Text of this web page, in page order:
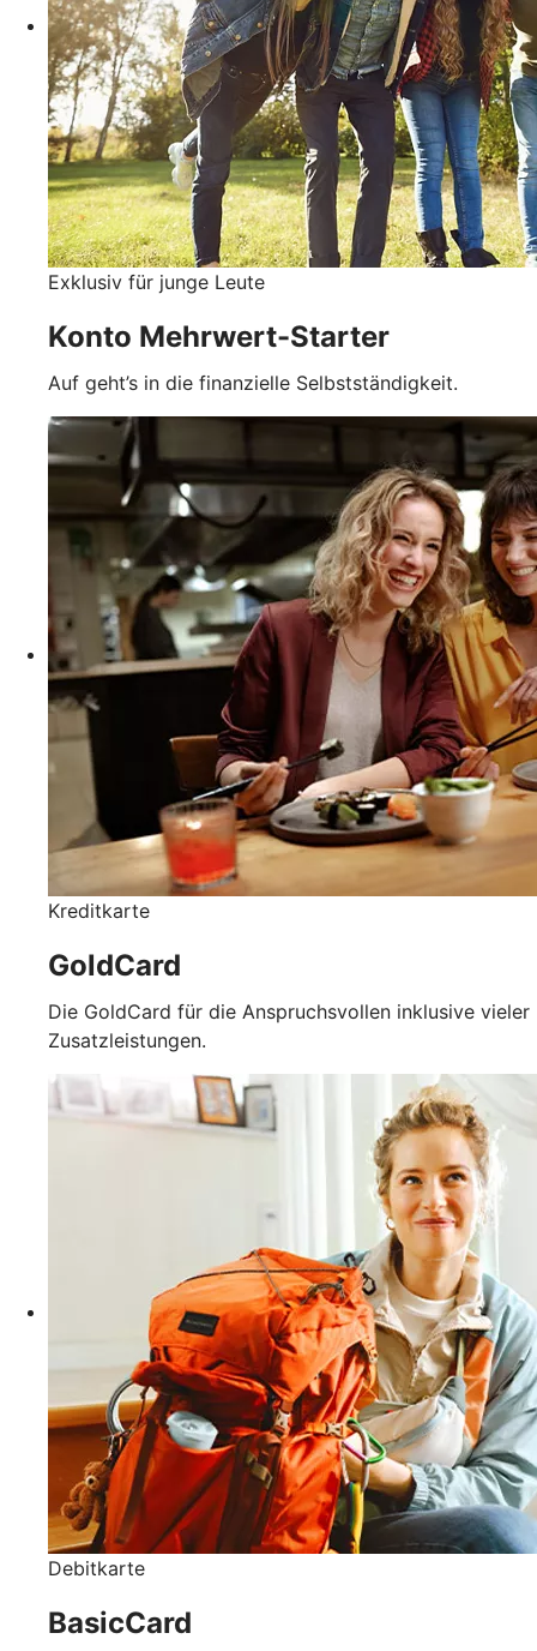
Exklusiv für junge Leute
Konto Mehrwert-Starter
Auf geht’s in die finanzielle Selbstständigkeit.
Kreditkarte
GoldCard
Die GoldCard für die Anspruchsvollen inklusive vieler
Zusatzleistungen.
Debitkarte
BasicCard